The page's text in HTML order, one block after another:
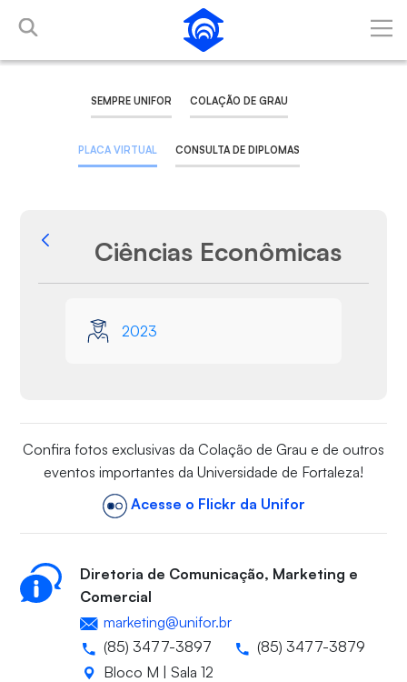
Pular para o Conteúdo principal
SEMPRE UNIFOR COLAÇÃO DE GRAU
PLACA VIRTUAL CONSULTA DE DIPLOMAS
Voltar
Ciências Econômicas
2023
Confira fotos exclusivas da Colação de Grau e de outros
eventos importantes da Universidade de Fortaleza!
Acesse o Flickr da Unifor
Diretoria de Comunicação, Marketing e
Comercial
marketing@unifor.br
(85) 3477-3897
(85) 3477-3879
Bloco M | Sala 12